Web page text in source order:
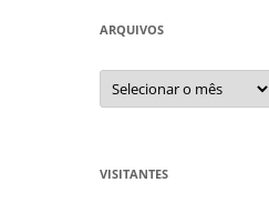
ARQUIVOS
Arquivos
VISITANTES